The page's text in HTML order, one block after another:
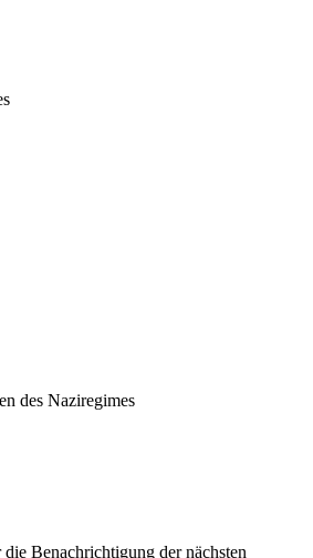
des Naziregimes
Benachrichtigung der nächsten